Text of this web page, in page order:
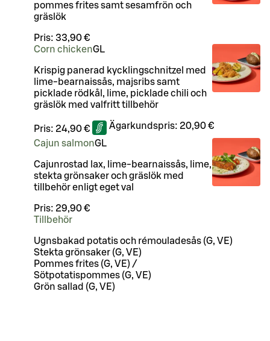
pommes frites samt sesamfrön och
gräslök
Pris: 33,90 €
Corn chickenGL
Krispig panerad kycklingschnitzel med
lime-bearnaissås, majsribs samt
picklade rödkål, lime, picklade chili och
gräslök med valfritt tillbehör
Pris: 24,90 € Ägarkundspris: 20,90 €
Cajun salmonGL
Cajunrostad lax, lime-bearnaissås, lime,
stekta grönsaker och gräslök med
tillbehör enligt eget val
Pris: 29,90 €
Tillbehör
Ugnsbakad potatis och rémouladesås (G, VE)
Stekta grönsaker (G, VE)
Pommes frites (G, VE) /
Sötpotatispommes (G, VE)
Grön sallad (G, VE)